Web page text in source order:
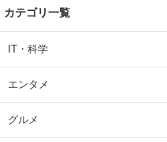
カテゴリ一覧
IT・科学
エンタメ
グルメ